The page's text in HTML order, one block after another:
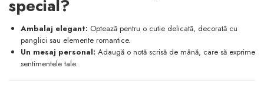
special?
Ambalaj elegant: Optează pentru o cutie delicată, decorată cu
panglici sau elemente romantice.
Un mesaj personal: Adaugă o notă scrisă de mână, care să exprime
sentimentele tale.